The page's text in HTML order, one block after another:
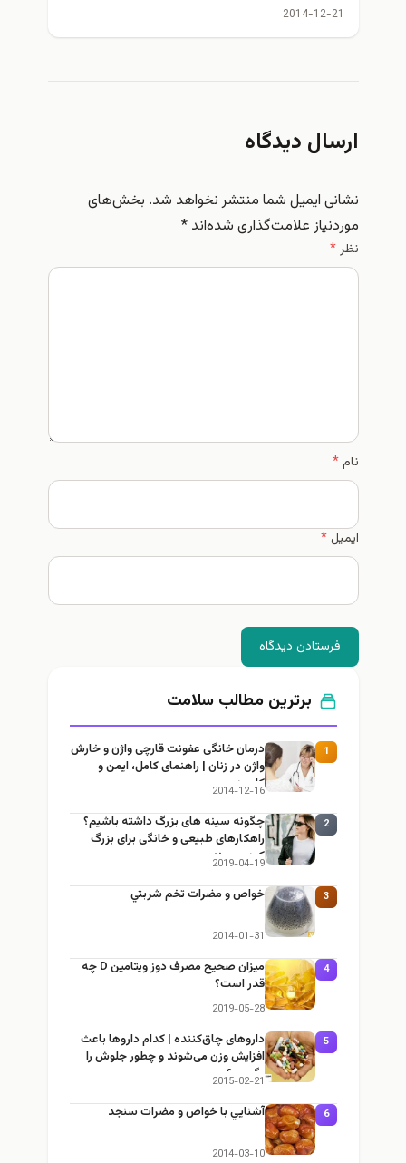
2014-12-21
ارسال دیدگاه
نشانی ایمیل شما منتشر نخواهد شد. بخش‌های
موردنیاز علامت‌گذاری شده‌اند*
نظر*
نام*
ایمیل*
فرستادن دیدگاه
برترین مطالب سلامت
1
درمان خانگی عفونت قارچی واژن و خارش
واژن در زنان | راهنمای کامل، ایمن و
کاربردی
2014-12-16
2
چگونه سینه های بزرگ داشته باشیم؟
راهکارهای طبیعی و خانگی برای بزرگ
کردن سینه
2019-04-19
3 خواص و مضرات تخم شربتي
2014-01-31
4
میزان صحیح مصرف دوز ویتامین D چه
قدر است؟
2019-05-28
5
داروهای چاق‌کننده | کدام داروها باعث
افزایش وزن می‌شوند و چطور جلوش را
بگیریم؟
2015-02-21
6 آشنايي با خواص و مضرات سنجد
2014-03-10